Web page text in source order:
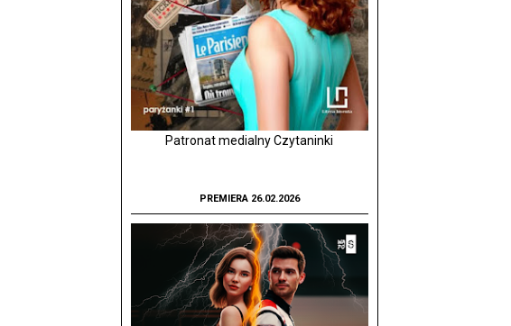
Patronat medialny Czytaninki
PREMIERA 26.02.2026